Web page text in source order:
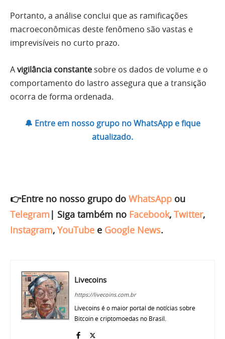
Portanto, a análise conclui que as ramificações
macroeconômicas deste fenômeno são vastas e
imprevisíveis no curto prazo.
Avigilância constante sobre os dados de volume e o
comportamento do lastro assegura que a transição
ocorra de forma ordenada.
🔔 Entre em nosso grupo no WhatsApp e fique
atualizado.
👉Entre no nosso grupo do WhatsApp ou
Telegram | Siga também no Facebook, Twitter,
Instagram, YouTube e Google News.
Livecoins
https://livecoins.com.br
Livecoins é o maior portal de notícias sobre
Bitcoin e criptomoedas no Brasil.